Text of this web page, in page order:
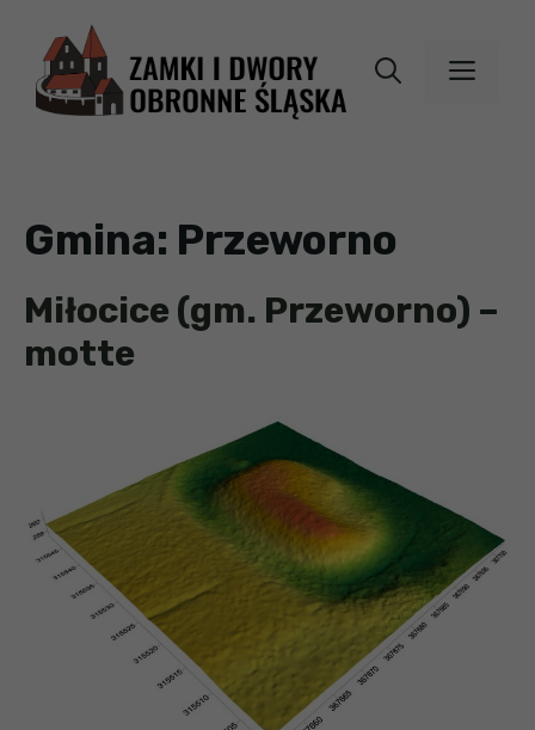
treści
Gmina: Przeworno
Miłocice (gm. Przeworno) –
motte